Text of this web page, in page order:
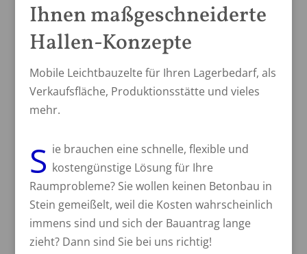
Ihnen maßgeschneiderte
Hallen-Konzepte
Mobile Leichtbauzelte für Ihren Lagerbedarf, als
Verkaufsfläche, Produktionsstätte und vieles
mehr.
S ie brauchen eine schnelle, flexible und
kostengünstige Lösung für Ihre
Raumprobleme? Sie wollen keinen Betonbau in
Stein gemeißelt, weil die Kosten wahrscheinlich
immens sind und sich der Bauantrag lange
zieht? Dann sind Sie bei uns richtig!